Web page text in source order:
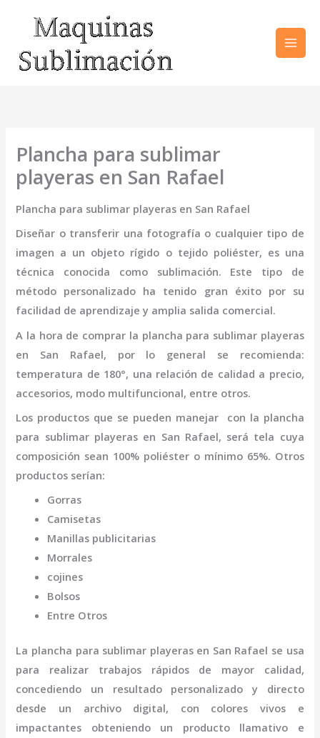
contenido
Plancha para sublimar
playeras en San Rafael
Plancha para sublimar playeras en San Rafael
Diseñar o transferir una fotografía o cualquier tipo de
imagen a un objeto rígido o tejido poliéster, es una
técnica conocida como sublimación. Este tipo de
método personalizado ha tenido gran éxito por su
facilidad de aprendizaje y amplia salida comercial.
A la hora de comprar la plancha para sublimar playeras
en San Rafael, por lo general se recomienda:
temperatura de 180°, una relación de calidad a precio,
accesorios, modo multifuncional, entre otros.
Los productos que se pueden manejar con la plancha
para sublimar playeras en San Rafael, será tela cuya
composición sean 100% poliéster o mínimo 65%. Otros
productos serían:
Gorras
Camisetas
Manillas publicitarias
Morrales
cojines
Bolsos
Entre Otros
La plancha para sublimar playerasen San Rafael se usa
para realizar trabajos rápidos de mayor calidad,
concediendo un resultado personalizado y directo
desde un archivo digital, con colores vivos e
impactantes obteniendo un producto llamativo e